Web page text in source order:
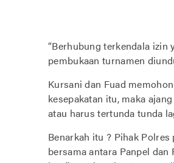
“Berhubung terkendala izin
pembukaan turnamen
Kursani dan Fuad
kesepakatan itu, maka
atau harus tertunda tunda
Benarkah itu ? Pihak Polres
bersama antara Panpel